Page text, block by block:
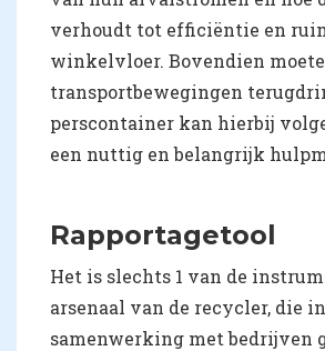
verhoudt tot efficiëntie en
winkelvloer. Bovendien
transportbewegingen
perscontainer kan hierbij
een nuttig en belangrijk
Rapportagetool
Het is slechts 1 van de
arsenaal van de recycler, die
samenwerking met bedrijven